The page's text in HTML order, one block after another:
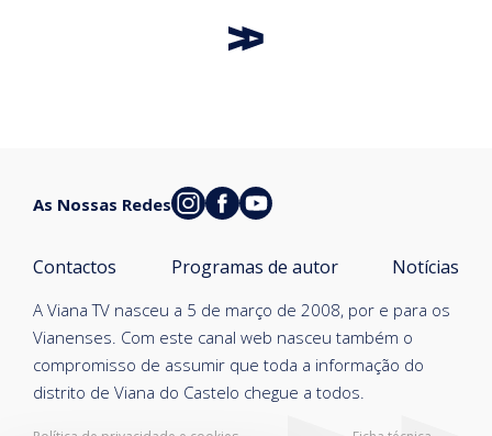
A Viana TV nasceu a 5 de março de 2008, por e para os
Vianenses. Com este canal web nasceu também o
compromisso de assumir que toda a informação do
distrito de Viana do Castelo chegue a todos.
Contactos Programas de autor Notícias
As Nossas Redes